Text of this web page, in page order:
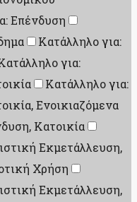
Επένδυση
Κατάλληλο για:
για:
Κατάλληλο για:
Ενοικιαζόμενα
Κατοικία
Εκμετάλλευση,
Χρήση
Εκμετάλλευση,